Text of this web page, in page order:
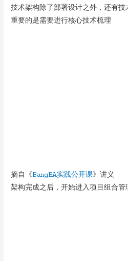
技术架构除了部署设计之外，还有
重要的是需要进行核心技术梳理
摘自《BangEA实践公开课》讲义
架构完成之后，开始进入项目组合管